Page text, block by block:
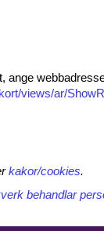
ange
views/ar/
kakor/cookies.
behandlar